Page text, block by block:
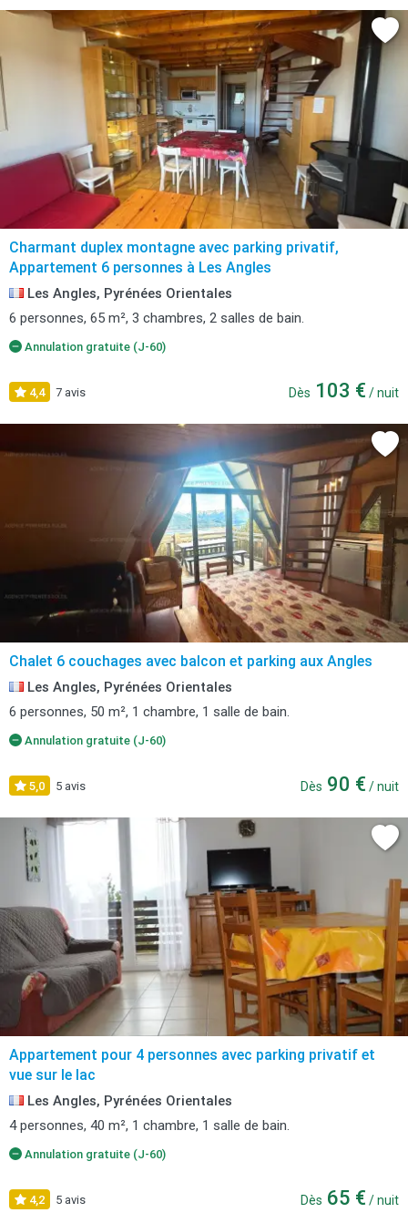
Charmant duplex montagne avec parking privatif,
Appartement 6 personnes à Les Angles
Les Angles, Pyrénées Orientales
6 personnes, 65 m², 3 chambres, 2 salles de bain.
Annulation gratuite (J-60)
4,4 7 avis Dès 103 € / nuit
Chalet 6 couchages avec balcon et parking aux Angles
Les Angles, Pyrénées Orientales
6 personnes, 50 m², 1 chambre, 1 salle de bain.
Annulation gratuite (J-60)
5,0 5 avis Dès 90 € / nuit
Appartement pour 4 personnes avec parking privatif et
vue sur le lac
Les Angles, Pyrénées Orientales
4 personnes, 40 m², 1 chambre, 1 salle de bain.
Annulation gratuite (J-60)
4,2 5 avis Dès 65 € / nuit